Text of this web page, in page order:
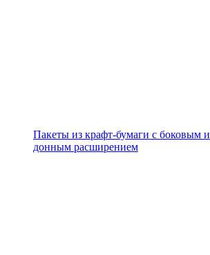
Пакеты из крафт-бумаги с боковым и
донным расширением